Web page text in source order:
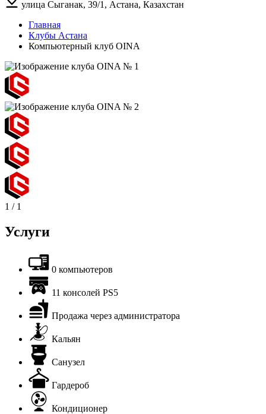
улица Сыганак, 39/1, Астана, Казахстан
Главная
Клубы Астана
Компьютерный клуб OINA
1 / 1
Услуги
0 компьютеров
11 консолей PS5
Продажа через администратора
Кальян
Санузел
Гардероб
Кондиционер